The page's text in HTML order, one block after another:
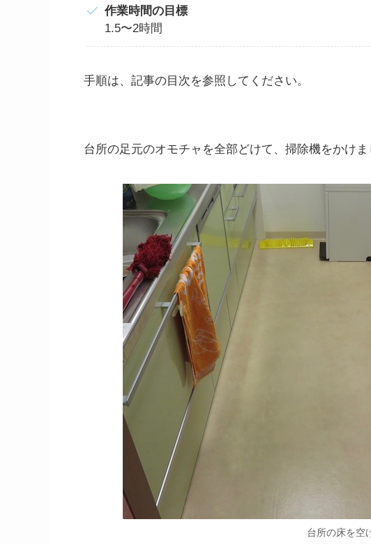
作業時間の目標
1.5〜2時間
手順は、記事の目次を参照してください。
台所の足元のオモチャを全部どけて、掃除機をかけま
台所の床を空